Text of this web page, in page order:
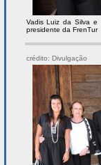
Vadis Luiz da Silva e
presidente da FrenTur
crédito: Divulgação